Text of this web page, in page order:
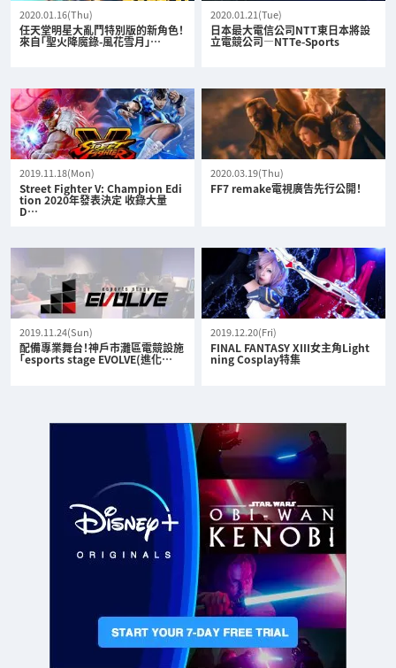
2020.01.16(Thu)
任天堂明星大亂鬥特別版的新角色！
來自「聖火降魔錄-風花雪月」…
2020.01.21(Tue)
日本最大電信公司NTT東日本將設
立電競公司—NTTe-Sports
2019.11.18(Mon)
Street Fighter V: Champion Edi
tion 2020年發表決定 收錄大量
D…
2020.03.19(Thu)
FF7 remake電視廣告先行公開！
2019.11.24(Sun)
配備專業舞台！神戶市灘區電競設施
「esports stage EVOLVE(進化…
2019.12.20(Fri)
FINAL FANTASY XIII女主角Light
ning Cosplay特集